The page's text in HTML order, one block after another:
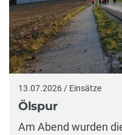
13.07.2026 / Einsätze
Ölspur
Am Abend wurden